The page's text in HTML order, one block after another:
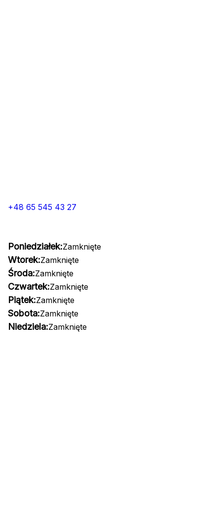
+48 65 545 43 27
Poniedziałek:Zamknięte
Wtorek:Zamknięte
Środa:Zamknięte
Czwartek:Zamknięte
Piątek:Zamknięte
Sobota:Zamknięte
Niedziela:Zamknięte